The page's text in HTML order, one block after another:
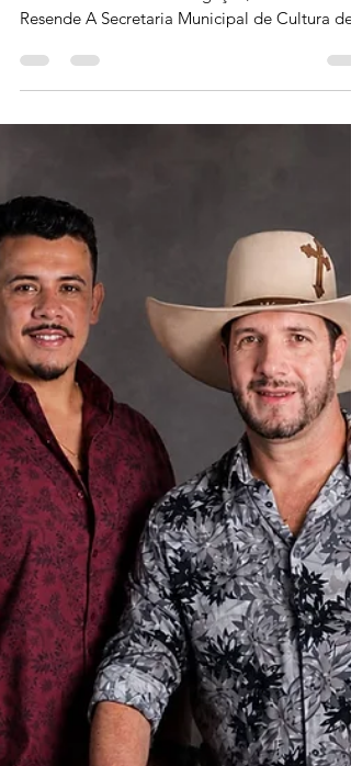
há 2 dias
MUSEU DA IMAGEM E DO SOM
DE RESENDE CELEBRA 85 ANOS
DO CANTOR NEY MATOGROSSO
Resende A Secretaria Municipal de Cultura de
Resende, abriu na segunda-feira (03/08), no
Museu da Imagem e do Som (MIS) de
mais uma edição do projeto “Arte na Capa”.
Em agosto, o personagem celebrado será Ney
Matogrosso, no mês em que completa 85 anos
de vida. A trajetória musical de Ney
Matogrosso começou em 1973, com o sucesso
do grupo Secos & Molhados. A parceria
com os in